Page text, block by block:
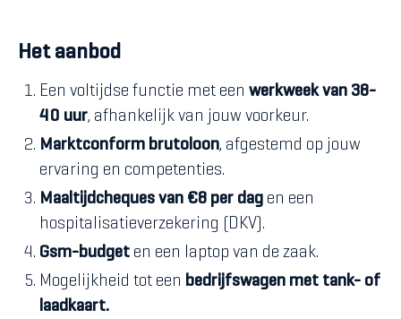
Het aanbod
Een voltijdse functie met een werkweek van 38-
40 uur, afhankelijk van jouw voorkeur.
Marktconform brutoloon, afgestemd op jouw
ervaring en competenties.
Maaltijdcheques van €8 per dag en een
hospitalisatieverzekering (DKV).
Gsm-budget en een laptop van de zaak.
Mogelijkheid tot een bedrijfswagen met tank- of
laadkaart.